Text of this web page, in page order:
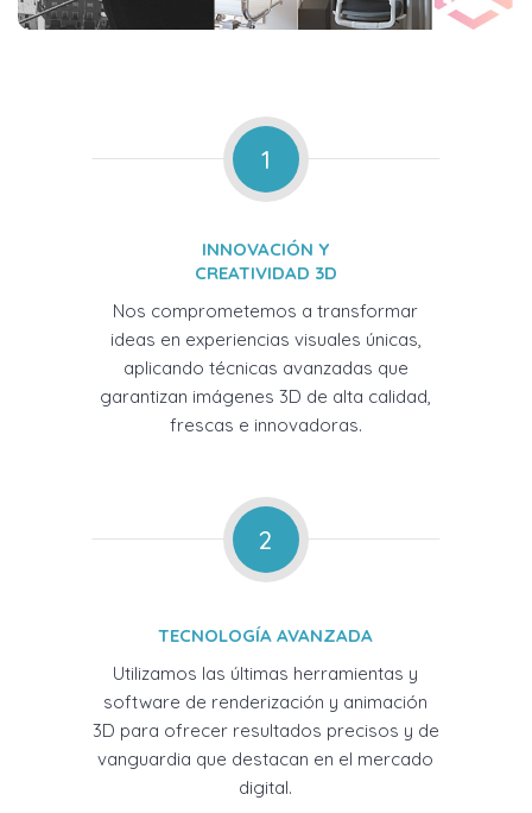
1
INNOVACIÓN Y
CREATIVIDAD 3D
Nos comprometemos a transformar
ideas en experiencias visuales únicas,
aplicando técnicas avanzadas que
garantizan imágenes 3D de alta calidad,
frescas e innovadoras.
2
TECNOLOGÍA AVANZADA
Utilizamos las últimas herramientas y
software de renderización y animación
3D para ofrecer resultados precisos y de
vanguardia que destacan en el mercado
digital.